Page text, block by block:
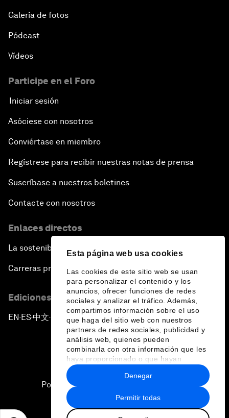
Esta página web usa cookies
Las cookies de este sitio web se usan
para personalizar el contenido y los
anuncios, ofrecer funciones de redes
sociales y analizar el tráfico. Además,
compartimos información sobre el uso
que haga del sitio web con nuestros
partners de redes sociales, publicidad y
análisis web, quienes pueden
combinarla con otra información que les
haya proporcionado o que hayan
recopilado a partir del uso que haya
hecho de sus servicios.
Permitir todas
Denegar
Galería de fotos
Pódcast
Vídeos
Participe en el Foro
Iniciar sesión
Asóciese con nosotros
Conviértase en miembro
Regístrese para recibir nuestras notas de prensa
Suscríbase a nuestros boletines
Contacte con nosotros
Enlaces directos
La sostenibilidad en el Foro
Carreras profesionales
Ediciones en otros idiomas
EN ▪ES▪中文▪ 日本語
Política de privacidad y normas de uso
Sitemap